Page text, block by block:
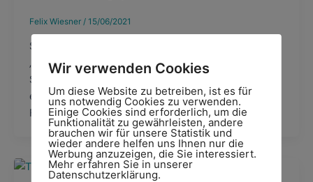
Felix Wiesner / 15/06/2021
Spätestens jetzt wird klar, dass der
„durchsetzungsstarke Manager“, der mit wenigen
Strichen eine ganze Strategie vorgibt, gern allein
entscheiden kann, in der heutigen Zeit vor allem
Flurschaden hinterlässt.
Wir verwenden Cookies
Um diese Website zu betreiben, ist es für
uns notwendig Cookies zu verwenden.
Einige Cookies sind erforderlich, um die
Funktionalität zu gewährleisten, andere
brauchen wir für unsere Statistik und
wieder andere helfen uns Ihnen nur die
Werbung anzuzeigen, die Sie interessiert.
Mehr erfahren Sie in unserer
Datenschutzerklärung.